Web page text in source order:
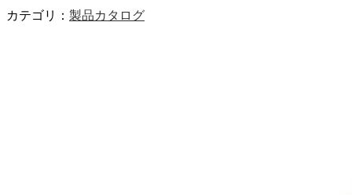
カテゴリ： 製品カタログ